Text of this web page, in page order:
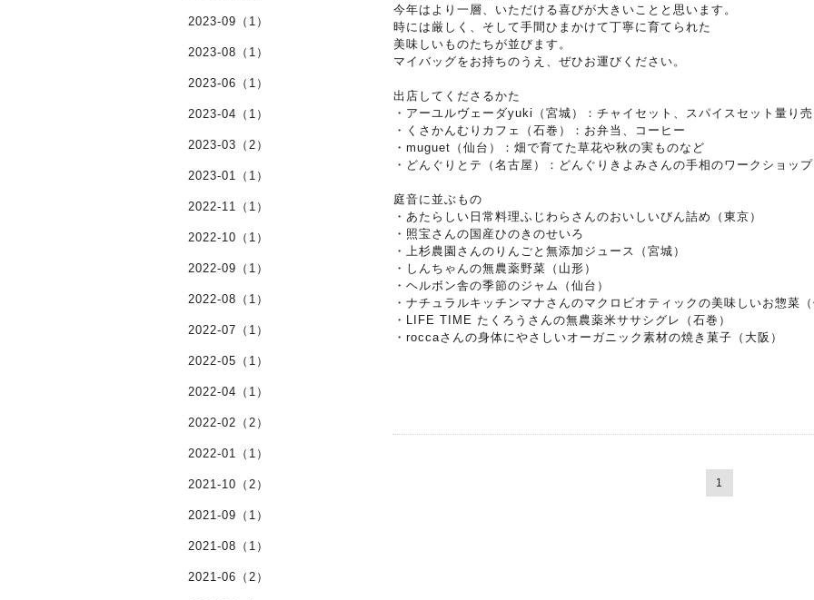
今年はより一層、いただける喜びが大きいことと思います。
時には厳しく、そして手間ひまかけて丁寧に育てられた
美味しいものたちが並びます。
マイバッグをお持ちのうえ、ぜひお運びください。
出店してくださるかた
・アーユルヴェーダyuki（宮城）：チャイセット、スパイスセット量り
・くさかんむりカフェ（石巻）：お弁当、コーヒー
・muguet（仙台）：畑で育てた草花や秋の実ものなど
・どんぐりとテ（名古屋）：どんぐりきよみさんの手相のワークショッ
庭音に並ぶもの
・あたらしい日常料理ふじわらさんのおいしいびん詰め（東京）
・照宝さんの国産ひのきのせいろ
・上杉農園さんのりんごと無添加ジュース（宮城）
・しんちゃんの無農薬野菜（山形）
・ヘルボン舎の季節のジャム（仙台）
・ナチュラルキッチンマナさんのマクロビオティックの美味しいお惣菜
・LIFE TIME たくろうさんの無農薬米ササシグレ（石巻）
・roccaさんの身体にやさしいオーガニック素材の焼き菓子（大阪）
1
2023-09（1）
2023-08（1）
2023-06（1）
2023-04（1）
2023-03（2）
2023-01（1）
2022-11（1）
2022-10（1）
2022-09（1）
2022-08（1）
2022-07（1）
2022-05（1）
2022-04（1）
2022-02（2）
2022-01（1）
2021-10（2）
2021-09（1）
2021-08（1）
2021-06（2）